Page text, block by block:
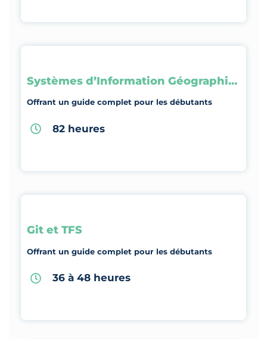
Systèmes d’Information Géographique
Offrant un guide complet pour les débutants
82 heures
Git et TFS
Offrant un guide complet pour les débutants
36 à 48 heures